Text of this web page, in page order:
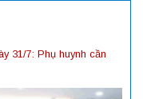
31/7: Phụ huynh cần